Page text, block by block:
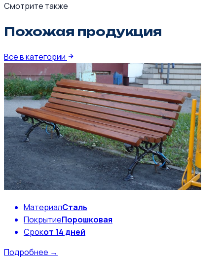
Смотрите также
Похожая продукция
Все в категории
МатериалСталь
ПокрытиеПорошковая
Срокот 14 дней
Подробнее →